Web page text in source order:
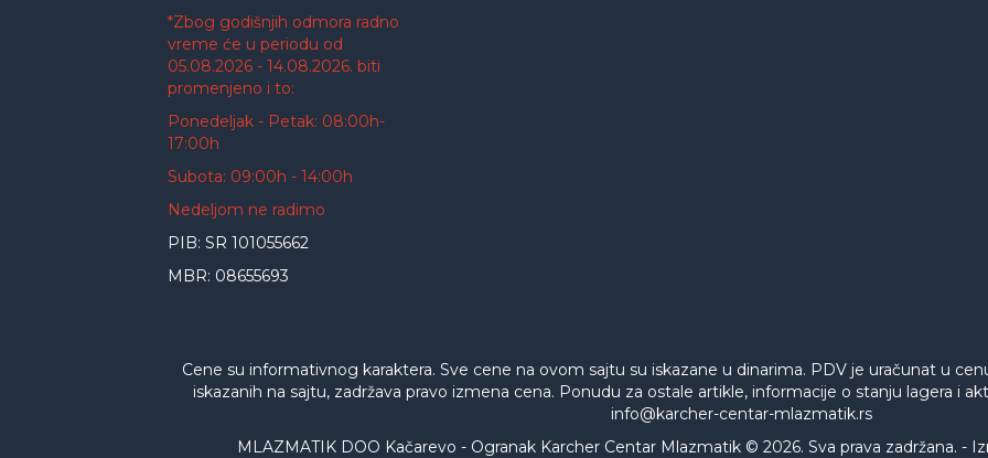
*Zbog godišnjih odmora radno
vreme će u periodu od
05.08.2026 - 14.08.2026. biti
promenjeno i to:
Ponedeljak - Petak: 08:00h-
17:00h
Subota: 09:00h - 14:00h
Nedeljom ne radimo
PIB: SR 101055662
MBR: 08655693
Cene su informativnog karaktera. Sve cene na ovom sajtu su iskazane u dinarima. PDV je uračunat u
iskazanih na sajtu, zadržava pravo izmena cena. Ponudu za ostale artikle, informacije o stanju lagera i
info@karcher-centar-mlazmatik.rs
MLAZMATIK DOO Kačarevo - Ogranak Karcher Centar Mlazmatik © 2026. Sva prava zadržana. -